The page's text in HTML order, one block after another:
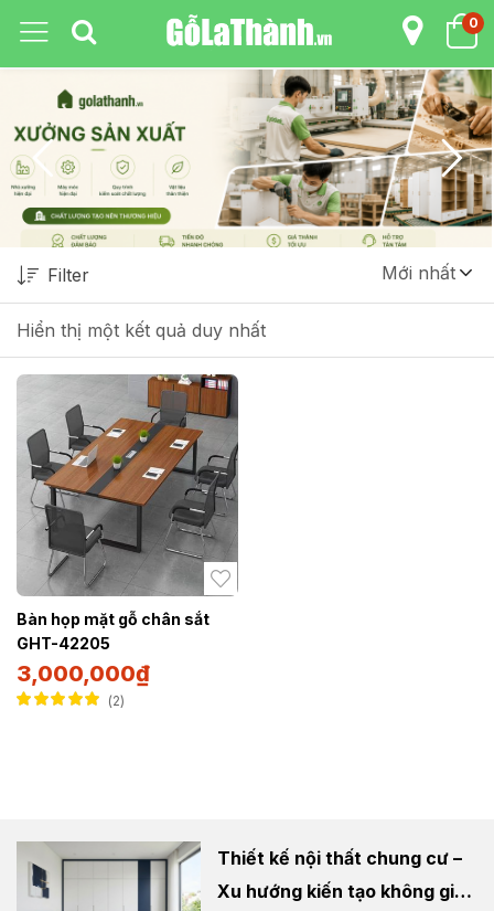
0
Hiển thị một kết quả duy nhất
Filter Mới nhất
Bàn họp mặt gỗ chân sắt
GHT-42205
3,000,000₫
2
Thiết kế nội thất chung cư –
Xu hướng kiến tạo không gian